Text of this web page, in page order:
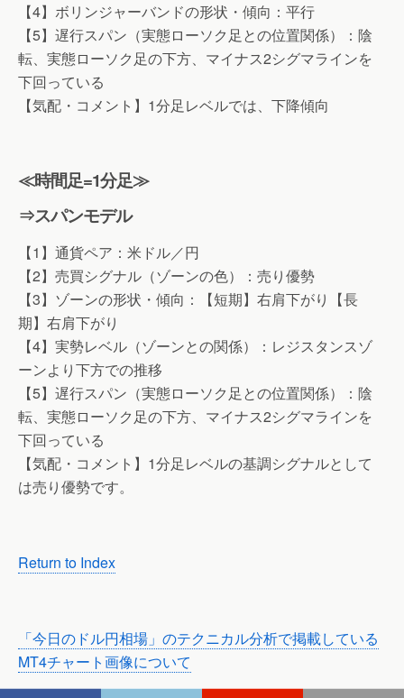
【4】ボリンジャーバンドの形状・傾向：平行
【5】遅行スパン（実態ローソク足との位置関係）：陰
転、実態ローソク足の下方、マイナス2シグマラインを
下回っている
【気配・コメント】1分足レベルでは、下降傾向
≪時間足=1分足≫
⇒スパンモデル
【1】通貨ペア：米ドル／円
【2】売買シグナル（ゾーンの色）：売り優勢
【3】ゾーンの形状・傾向：【短期】右肩下がり【長
期】右肩下がり
【4】実勢レベル（ゾーンとの関係）：レジスタンスゾ
ーンより下方での推移
【5】遅行スパン（実態ローソク足との位置関係）：陰
転、実態ローソク足の下方、マイナス2シグマラインを
下回っている
【気配・コメント】1分足レベルの基調シグナルとして
は売り優勢です。
Return to Index
「今日のドル円相場」のテクニカル分析で掲載している
MT4チャート画像について